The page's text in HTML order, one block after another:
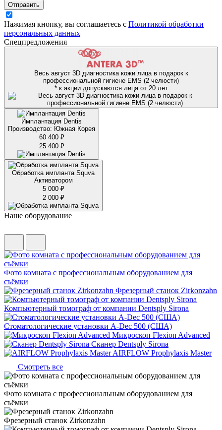
Отправить
Нажимая кнопку, вы соглашаетесь с Политикой обработки
персональных данных
Спецпредложения
Весь август 3D диагностика кожи лица в подарок к
профессиональной гигиене EMS (2 челюсти)
* к акции допускаются лица от 20 лет
Имплантация Dentis
Производство: Южная Корея
60 400 ₽
25 400 ₽
Обработка импланта Squva
Активатором
5 000 ₽
2 000 ₽
Наше оборудование
Фото комната с профессиональным оборудованием для
съёмки
Фрезерный станок Zirkonzahn
Компьютерный томограф от компании Dentsply Sirona
Стоматологические установки A-Dec 500 (США)
Микроскоп Flexion Advanced
Сканер Dentsply Sirona
AIRFLOW Prophylaxis Master
Смотреть все
Фото комната с профессиональным оборудованием для
съёмки
Фрезерный станок Zirkonzahn